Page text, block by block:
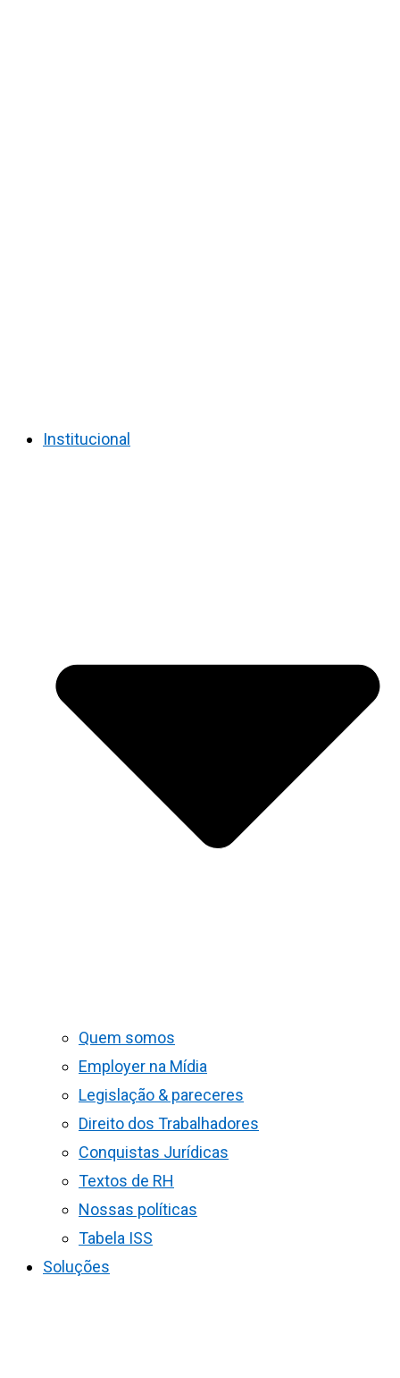
Institucional
Quem somos
Employer na Mídia
Legislação & pareceres
Direito dos Trabalhadores
Conquistas Jurídicas
Textos de RH
Nossas políticas
Tabela ISS
Soluções